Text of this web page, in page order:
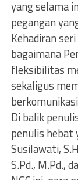
yang selama
pegangan
Kehadiran
bagaimana
fleksibilitas
sekaligus
Di balik
penulis hebat
Susilawati,
S.Pd., M.Pd.,